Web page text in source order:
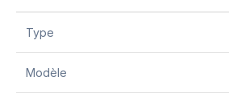
Type
Modèle